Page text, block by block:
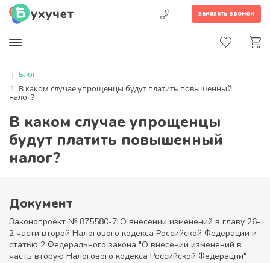
заказать звонок
Блог
В каком случае упрощенцы будут платить повышенный
налог?
В каком случае упрощенцы
будут платить повышенный
налог?
Документ
Законопроект № 875580-7"О внесении изменений в главу 26-
2 части второй Налогового кодекса Российской Федерации и
статью 2 Федерального закона "О внесении изменений в
часть вторую Налогового кодекса Российской Федерации"